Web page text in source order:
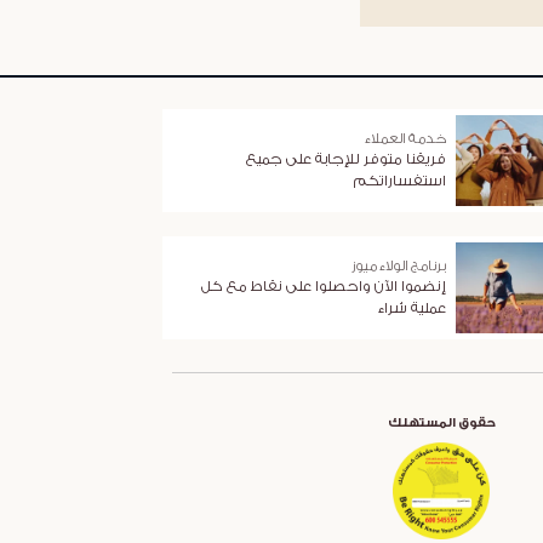
خدمة العملاء
فريقنا متوفر للإجابة على جميع
استفساراتكم
برنامج الولاء ميوز
إنضموا الآن واحصلوا على نقاط مع كل
عملية شراء
حقوق المستهلك